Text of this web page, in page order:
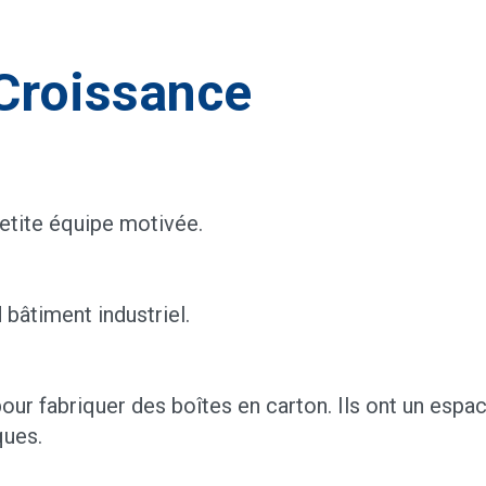
équipe motivée.
bâtiment industriel.
fabriquer des boîtes en carton. Ils ont un